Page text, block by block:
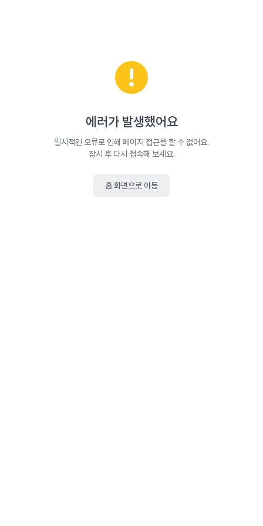
에러가 발생했어요
일시적인 오류로 인해 페이지 접근을 할 수 없어요.
잠시 후 다시 접속해 보세요.
홈 화면으로 이동